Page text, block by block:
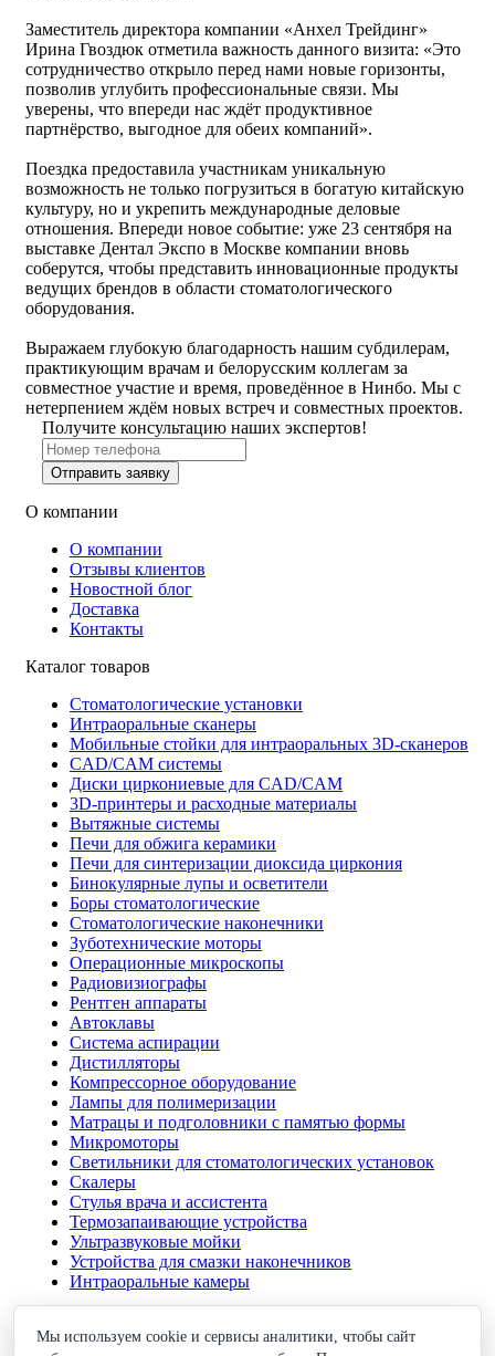
Заместитель директора компании «Анхел Трейдинг»
Ирина Гвоздюк отметила важность данного визита: «Это
сотрудничество открыло перед нами новые горизонты,
позволив углубить профессиональные связи. Мы
уверены, что впереди нас ждёт продуктивное
партнёрство, выгодное для обеих компаний».
Поездка предоставила участникам уникальную
возможность не только погрузиться в богатую китайскую
культуру, но и укрепить международные деловые
отношения. Впереди новое событие: уже 23 сентября на
выставке Дентал Экспо в Москве компании вновь
соберутся, чтобы представить инновационные продукты
ведущих брендов в области стоматологического
оборудования.
Выражаем глубокую благодарность нашим субдилерам,
практикующим врачам и белорусским коллегам за
совместное участие и время, проведённое в Нинбо. Мы с
нетерпением ждём новых встреч и совместных проектов.
Получите консультацию наших экспертов!
Отправить заявку
О компании
О компании
Отзывы клиентов
Новостной блог
Доставка
Контакты
Каталог товаров
Стоматологические установки
Интраоральные сканеры
Мобильные стойки для интраоральных 3D-сканеров
CAD/CAM системы
Диски циркониевые для CAD/CAM
3D-принтеры и расходные материалы
Вытяжные системы
Печи для обжига керамики
Печи для синтеризации диоксида циркония
Бинокулярные лупы и осветители
Боры стоматологические
Стоматологические наконечники
Зуботехнические моторы
Операционные микроскопы
Радиовизиографы
Рентген аппараты
Автоклавы
Система аспирации
Дистилляторы
Компрессорное оборудование
Лампы для полимеризации
Матрацы и подголовники с памятью формы
Микромоторы
Светильники для стоматологических установок
Скалеры
Стулья врача и ассистента
Термозапаивающие устройства
Ультразвуковые мойки
Устройства для смазки наконечников
Интраоральные камеры
Мы используем cookie и сервисы аналитики, чтобы сайт